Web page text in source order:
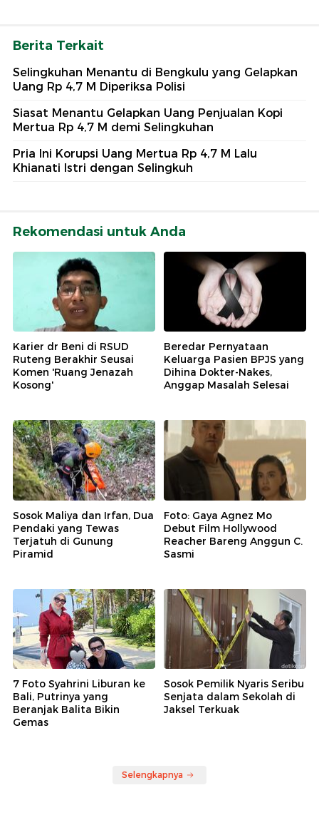
Berita Terkait
Selingkuhan Menantu di Bengkulu yang Gelapkan
Uang Rp 4,7 M Diperiksa Polisi
Siasat Menantu Gelapkan Uang Penjualan Kopi
Mertua Rp 4,7 M demi Selingkuhan
Pria Ini Korupsi Uang Mertua Rp 4,7 M Lalu
Khianati Istri dengan Selingkuh
Rekomendasi untuk Anda
Karier dr Beni di RSUD
Ruteng Berakhir Seusai
Komen 'Ruang Jenazah
Kosong'
Beredar Pernyataan
Keluarga Pasien BPJS yang
Dihina Dokter-Nakes,
Anggap Masalah Selesai
Sosok Maliya dan Irfan, Dua
Pendaki yang Tewas
Terjatuh di Gunung
Piramid
Foto: Gaya Agnez Mo
Debut Film Hollywood
Reacher Bareng Anggun C.
Sasmi
7 Foto Syahrini Liburan ke
Bali, Putrinya yang
Beranjak Balita Bikin
Gemas
Sosok Pemilik Nyaris Seribu
Senjata dalam Sekolah di
Jaksel Terkuak
Selengkapnya